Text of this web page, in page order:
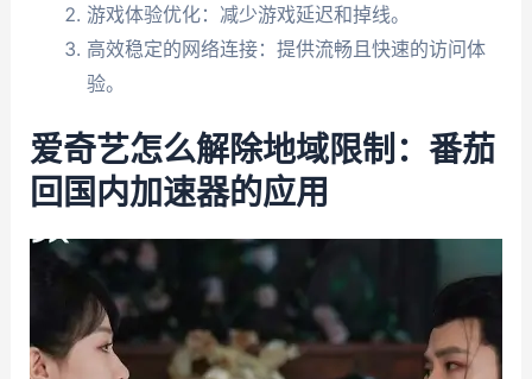
游戏体验优化：减少游戏延迟和掉线。
高效稳定的网络连接：提供流畅且快速的访问体
验。
爱奇艺怎么解除地域限制：番茄
回国内加速器的应用